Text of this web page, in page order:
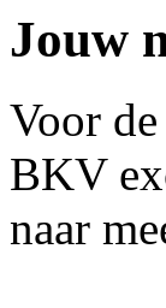
Jouw
Voor
BKV
naar